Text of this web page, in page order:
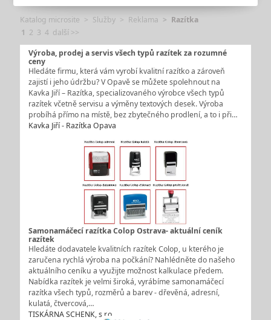
Katalog microsite Služby Reklama
Razítka
1 2 3 4 další >>
Výroba, prodej a servis všech typů razítek za rozumné
ceny
Hledáte firmu, která vám vyrobí kvalitní razítko a zároveň
zajistí i jeho údržbu? V Opavě se můžete spolehnout na
Kavka Jiří – Razítka, specializovaného výrobce všech typů
razítek včetně servisu a výměny textových desek. Výroba
probíhá přímo na místě, bez zbytečného prodlení, a to i při…
Kavka Jiří - Razítka Opava
Samonamáčecí razítka Colop Ostrava- aktuální ceník
razítek
Hledáte dodavatele kvalitních razítek Colop, u kterého je
zaručena rychlá výroba na počkání? Nahlédněte do našeho
aktuálního ceníku a využijte možnost kalkulace předem.
Nabídka razítek je velmi široká, vyrábíme samonamáčecí
razítka všech typů, rozměrů a barev - dřevěná, adresní,
kulatá, čtvercová,…
TISKÁRNA SCHENK, s.r.o.